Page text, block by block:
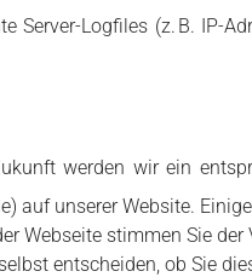
Logfiles (z. B. IP-
werden wir ein
unserer Website.
Webseite stimmen Sie
entscheiden, ob Sie